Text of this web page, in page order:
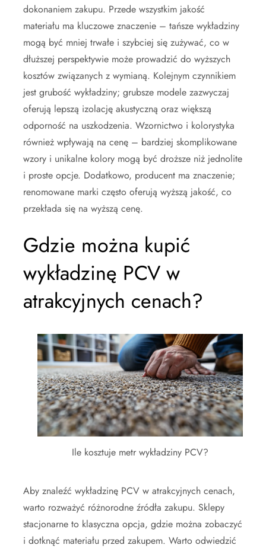
dokonaniem zakupu. Przede wszystkim jakość
materiału ma kluczowe znaczenie – tańsze wykładziny
mogą być mniej trwałe i szybciej się zużywać, co w
dłuższej perspektywie może prowadzić do wyższych
kosztów związanych z wymianą. Kolejnym czynnikiem
jest grubość wykładziny; grubsze modele zazwyczaj
oferują lepszą izolację akustyczną oraz większą
odporność na uszkodzenia. Wzornictwo i kolorystyka
również wpływają na cenę – bardziej skomplikowane
wzory i unikalne kolory mogą być droższe niż jednolite
i proste opcje. Dodatkowo, producent ma znaczenie;
renomowane marki często oferują wyższą jakość, co
przekłada się na wyższą cenę.
Gdzie można kupić
wykładzinę PCV w
atrakcyjnych cenach?
Ile kosztuje metr wykładziny PCV?
Aby znaleźć wykładzinę PCV w atrakcyjnych cenach,
warto rozważyć różnorodne źródła zakupu. Sklepy
stacjonarne to klasyczna opcja, gdzie można zobaczyć
i dotknąć materiału przed zakupem. Warto odwiedzić